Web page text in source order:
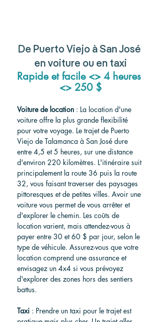
De Puerto Viejo à San José
en voiture ou en taxi
Rapide et facile <> 4 heures
<> 250 $
Voiture de location : La location d'une
voiture offre la plus grande flexibilité
pour votre voyage. Le trajet de Puerto
Viejo de Talamanca à San José dure
entre 4,5 et 5 heures, sur une distance
d'environ 220 kilomètres. L'itinéraire suit
principalement la route 36 puis la route
32, vous faisant traverser des paysages
pittoresques et de petites villes. Avoir une
voiture vous permet de vous arrêter et
d'explorer le chemin. Les coûts de
location varient, mais attendez-vous à
payer entre 30 et 60 $ par jour, selon le
type de véhicule. Assurez-vous que votre
location comprend une assurance et
envisagez un 4x4 si vous prévoyez
d'explorer des zones hors des sentiers
battus.
Taxi : Prendre un taxi pour le trajet est